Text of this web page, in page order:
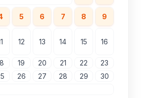
5 6 7 8 9
12 13 14 15 16
19 20 21 22
23
26 27 28 29
30